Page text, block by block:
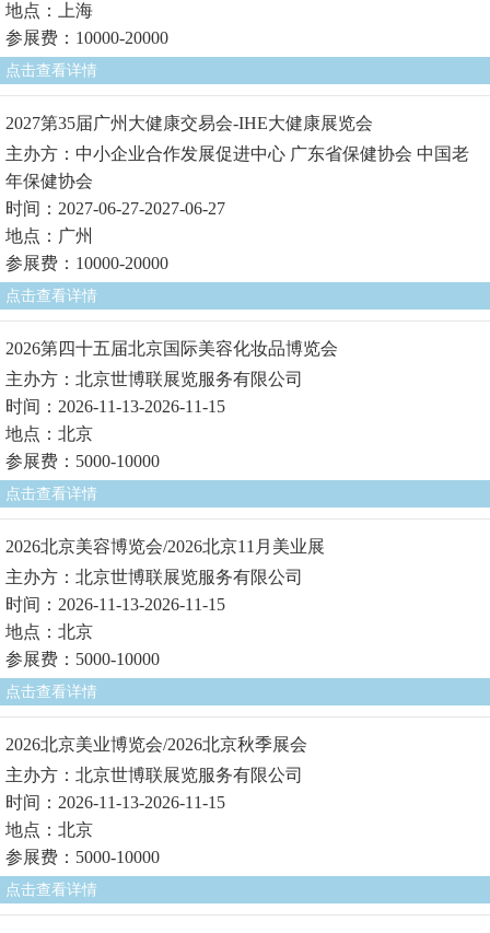
地点：上海
参展费：10000-20000
点击查看详情
2027第35届广州大健康交易会-IHE大健康展览会
主办方：中小企业合作发展促进中心 广东省保健协会 中国老
年保健协会
时间：2027-06-27-2027-06-27
地点：广州
参展费：10000-20000
点击查看详情
2026第四十五届北京国际美容化妆品博览会
主办方：北京世博联展览服务有限公司
时间：2026-11-13-2026-11-15
地点：北京
参展费：5000-10000
点击查看详情
2026北京美容博览会/2026北京11月美业展
主办方：北京世博联展览服务有限公司
时间：2026-11-13-2026-11-15
地点：北京
参展费：5000-10000
点击查看详情
2026北京美业博览会/2026北京秋季展会
主办方：北京世博联展览服务有限公司
时间：2026-11-13-2026-11-15
地点：北京
参展费：5000-10000
点击查看详情